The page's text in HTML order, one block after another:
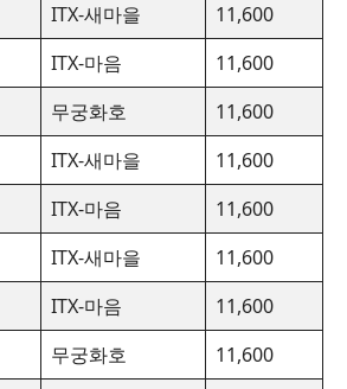
ITX-새마을
11,600
ITX-마음
11,600
무궁화호
11,600
ITX-새마을
11,600
ITX-마음
11,600
ITX-새마을
11,600
ITX-마음
11,600
무궁화호
11,600